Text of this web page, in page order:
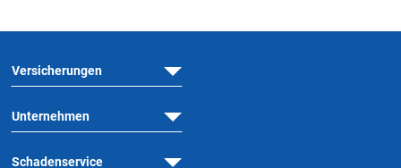
Versicherungen
Unternehmen
Schadenservice